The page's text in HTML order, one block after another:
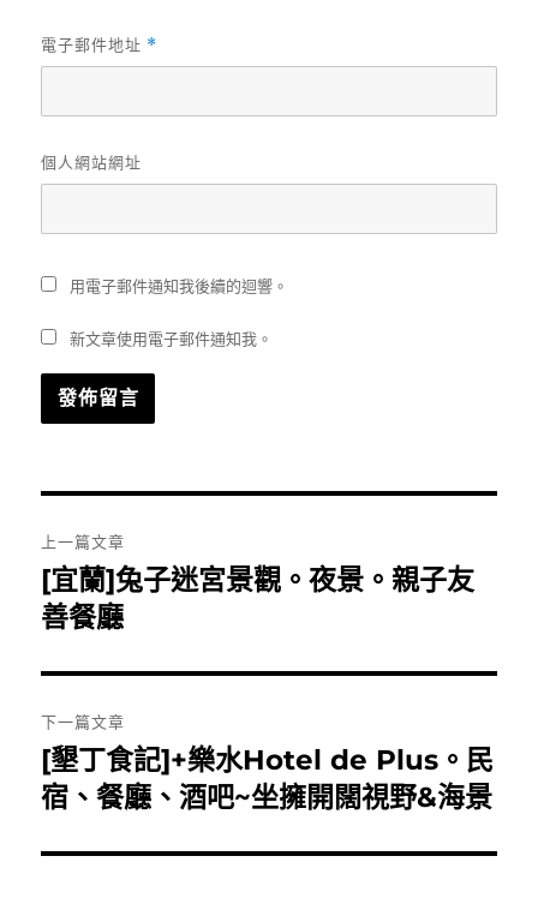
電子郵件地址 *
個人網站網址
用電子郵件通知我後續的迴響。
新文章使用電子郵件通知我。
章
導
覽
上一篇文章
上
一
文
章:
[宜蘭]兔子迷宮景觀。夜景。親子友
善餐廳
下一篇文章
下
一
文
[墾丁食記]+樂水Hotel de Plus。民
宿、餐廳、酒吧~坐擁開闊視野&海景